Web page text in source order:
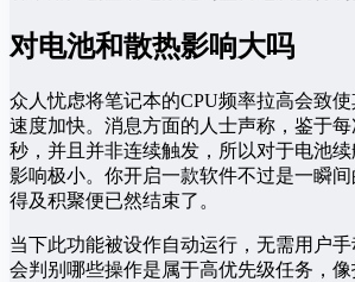
对电池和散热影响大吗
众人忧虑将笔记本的CPU频率拉高会致
速度加快。消息方面的人士声称，鉴于
秒，并且并非连续触发，所以对于电池
影响极小。你开启一款软件不过是一瞬
得及积聚便已然结束了。
当下此功能被设作自动运行，无需用户
会判别哪些操作是属于高优先级任务，